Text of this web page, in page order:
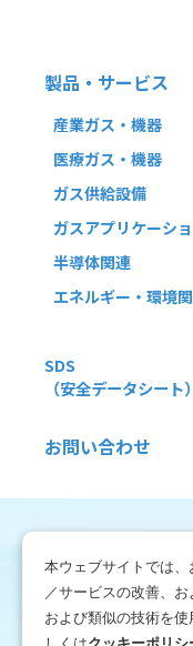
本ウェブサイトでは
／サービスの改善、
および類似の技術を
製品・サービス
産業ガス・機器
医療ガス・機器
ガス供給設備
ガスアプリケーシ
半導体関連
エネルギー・環境
SDS
（安全データシート）
お問い合わせ
個人